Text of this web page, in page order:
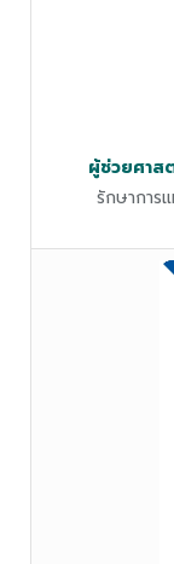
ผู้ช่วยศาส
รักษาการ